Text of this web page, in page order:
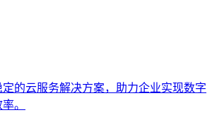
的云服务解决方案，助力企业实现数字
。